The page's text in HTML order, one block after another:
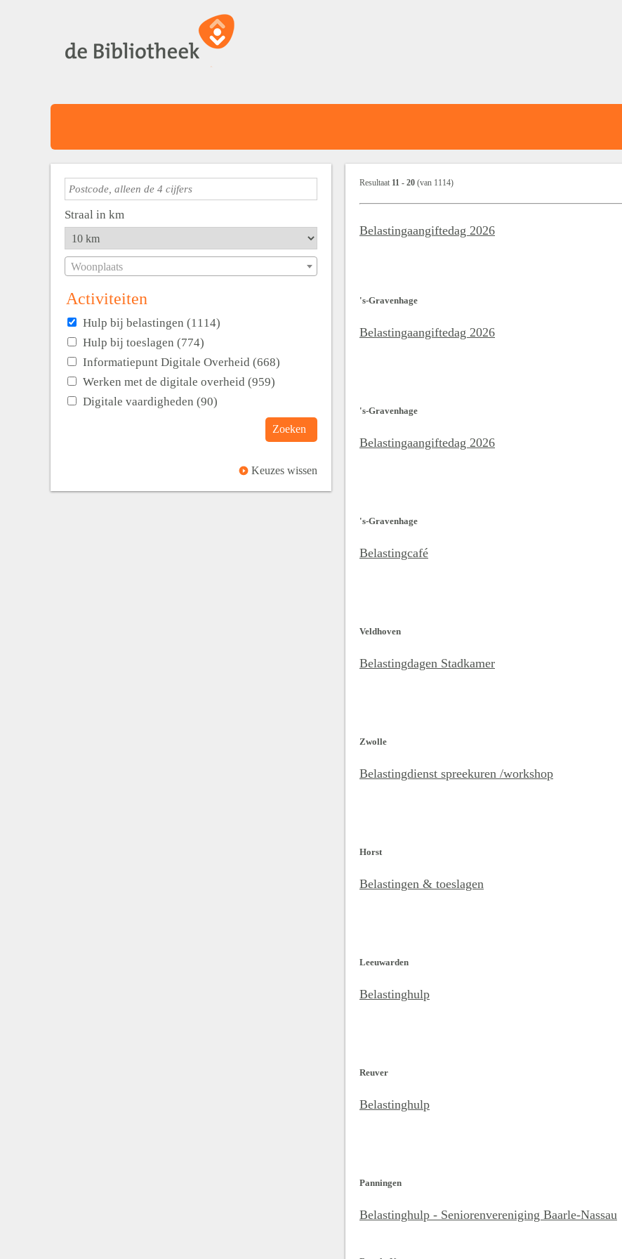
Straal in km
Woonplaats
Activiteiten
Hulp bij belastingen (1114)
Hulp bij toeslagen (774)
Informatiepunt Digitale Overheid (668)
Werken met de digitale overheid (959)
Digitale vaardigheden (90)
Zoeken
Keuzes wissen
Resultaat 11 - 20 (van 1114)
Belastingaangiftedag 2026
's-Gravenhage
Belastingaangiftedag 2026
's-Gravenhage
Belastingaangiftedag 2026
's-Gravenhage
Belastingcafé
Veldhoven
Belastingdagen Stadkamer
Zwolle
Belastingdienst spreekuren /workshop
Horst
Belastingen & toeslagen
Leeuwarden
Belastinghulp
Reuver
Belastinghulp
Panningen
Belastinghulp - Seniorenvereniging Baarle-Nassau